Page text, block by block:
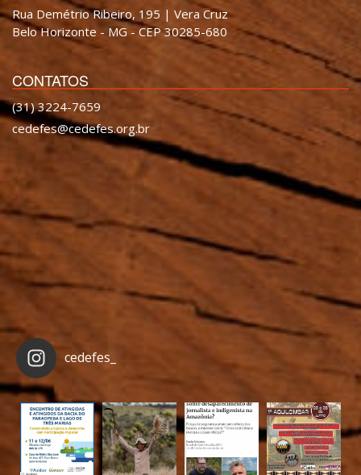
Rua Demétrio Ribeiro, 195 | Vera Cruz
Belo Horizonte - MG - CEP 30285-680
CONTATOS
(31) 3224-7659
cedefes@cedefes.org.br
cedefes_